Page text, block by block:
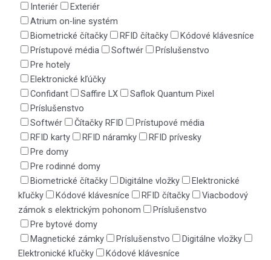
Interiér
Exteriér
Atrium on-line systém
Biometrické čítačky
RFID čítačky
Kódové klávesníce
Prístupové média
Softwér
Príslušenstvo
Pre hotely
Elektronické kľúčky
Confidant
Saffire LX
Saflok Quantum Pixel
Príslušenstvo
Softwér
Čítačky RFID
Prístupové média
RFID karty
RFID náramky
RFID prívesky
Pre domy
Pre rodinné domy
Biometrické čítačky
Digitálne vložky
Elektronické
kľučky
Kódové klávesníce RFID čítačky
Viacbodový
zámok s elektrickým pohonom
Príslušenstvo
Pre bytové domy
Magnetické zámky
Príslušenstvo
Digitálne vložky
Elektronické kľučky
Kódové klávesníce